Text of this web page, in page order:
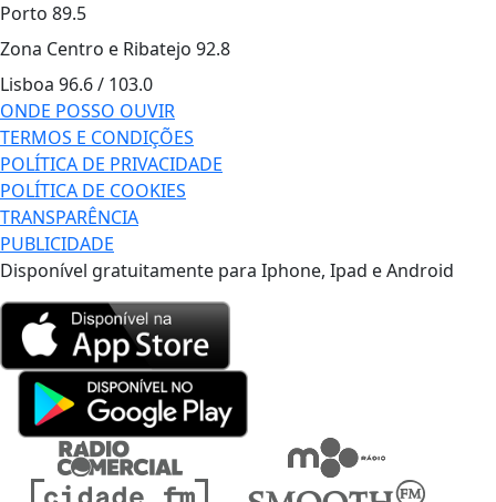
Porto 89.5
Zona Centro e Ribatejo 92.8
Lisboa 96.6 / 103.0
ONDE POSSO OUVIR
TERMOS E CONDIÇÕES
POLÍTICA DE PRIVACIDADE
POLÍTICA DE COOKIES
TRANSPARÊNCIA
PUBLICIDADE
Disponível gratuitamente para Iphone, Ipad e Android